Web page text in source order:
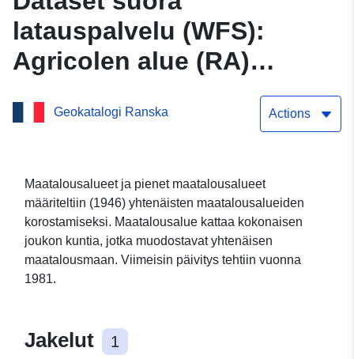
latauspalvelu (WFS):
Agricolen alue (RA)
Marnen departementissa
Geokatalogi Ranska Actions
Maatalousalueet ja pienet maatalousalueet
määriteltiin (1946) yhtenäisten maatalousalueiden
korostamiseksi. Maatalousalue kattaa kokonaisen
joukon kuntia, jotka muodostavat yhtenäisen
maatalousmaan. Viimeisin päivitys tehtiin vuonna
1981.
Jakelut 1